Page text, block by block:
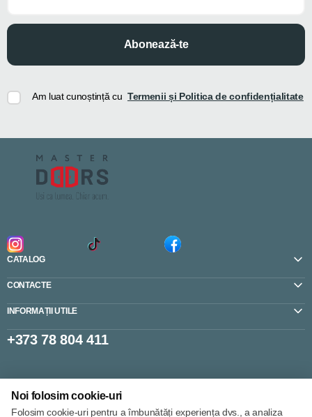
Abonează-te
Am luat cunoștință cu Termenii și Politica de confidențialitate
CATALOG
CONTACTE
INFORMAȚII UTILE
+373 78 804 411
Setări cookie-uri
Politica de cookie-uri
Noi folosim cookie-uri
Folosim cookie-uri pentru a îmbunătăți experiența dvs., a analiza